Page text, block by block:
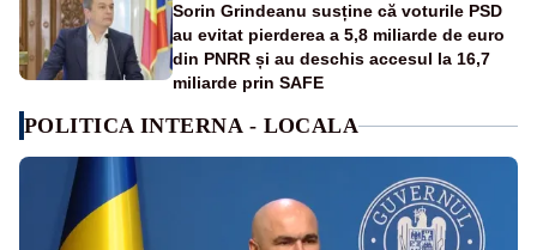
Sorin Grindeanu susține că voturile PSD
au evitat pierderea a 5,8 miliarde de euro
din PNRR și au deschis accesul la 16,7
miliarde prin SAFE
POLITICA INTERNA - LOCALA